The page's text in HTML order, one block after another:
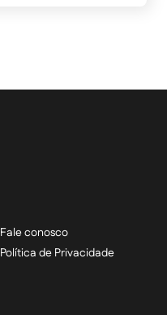
Fale conosco
Política de Privacidade